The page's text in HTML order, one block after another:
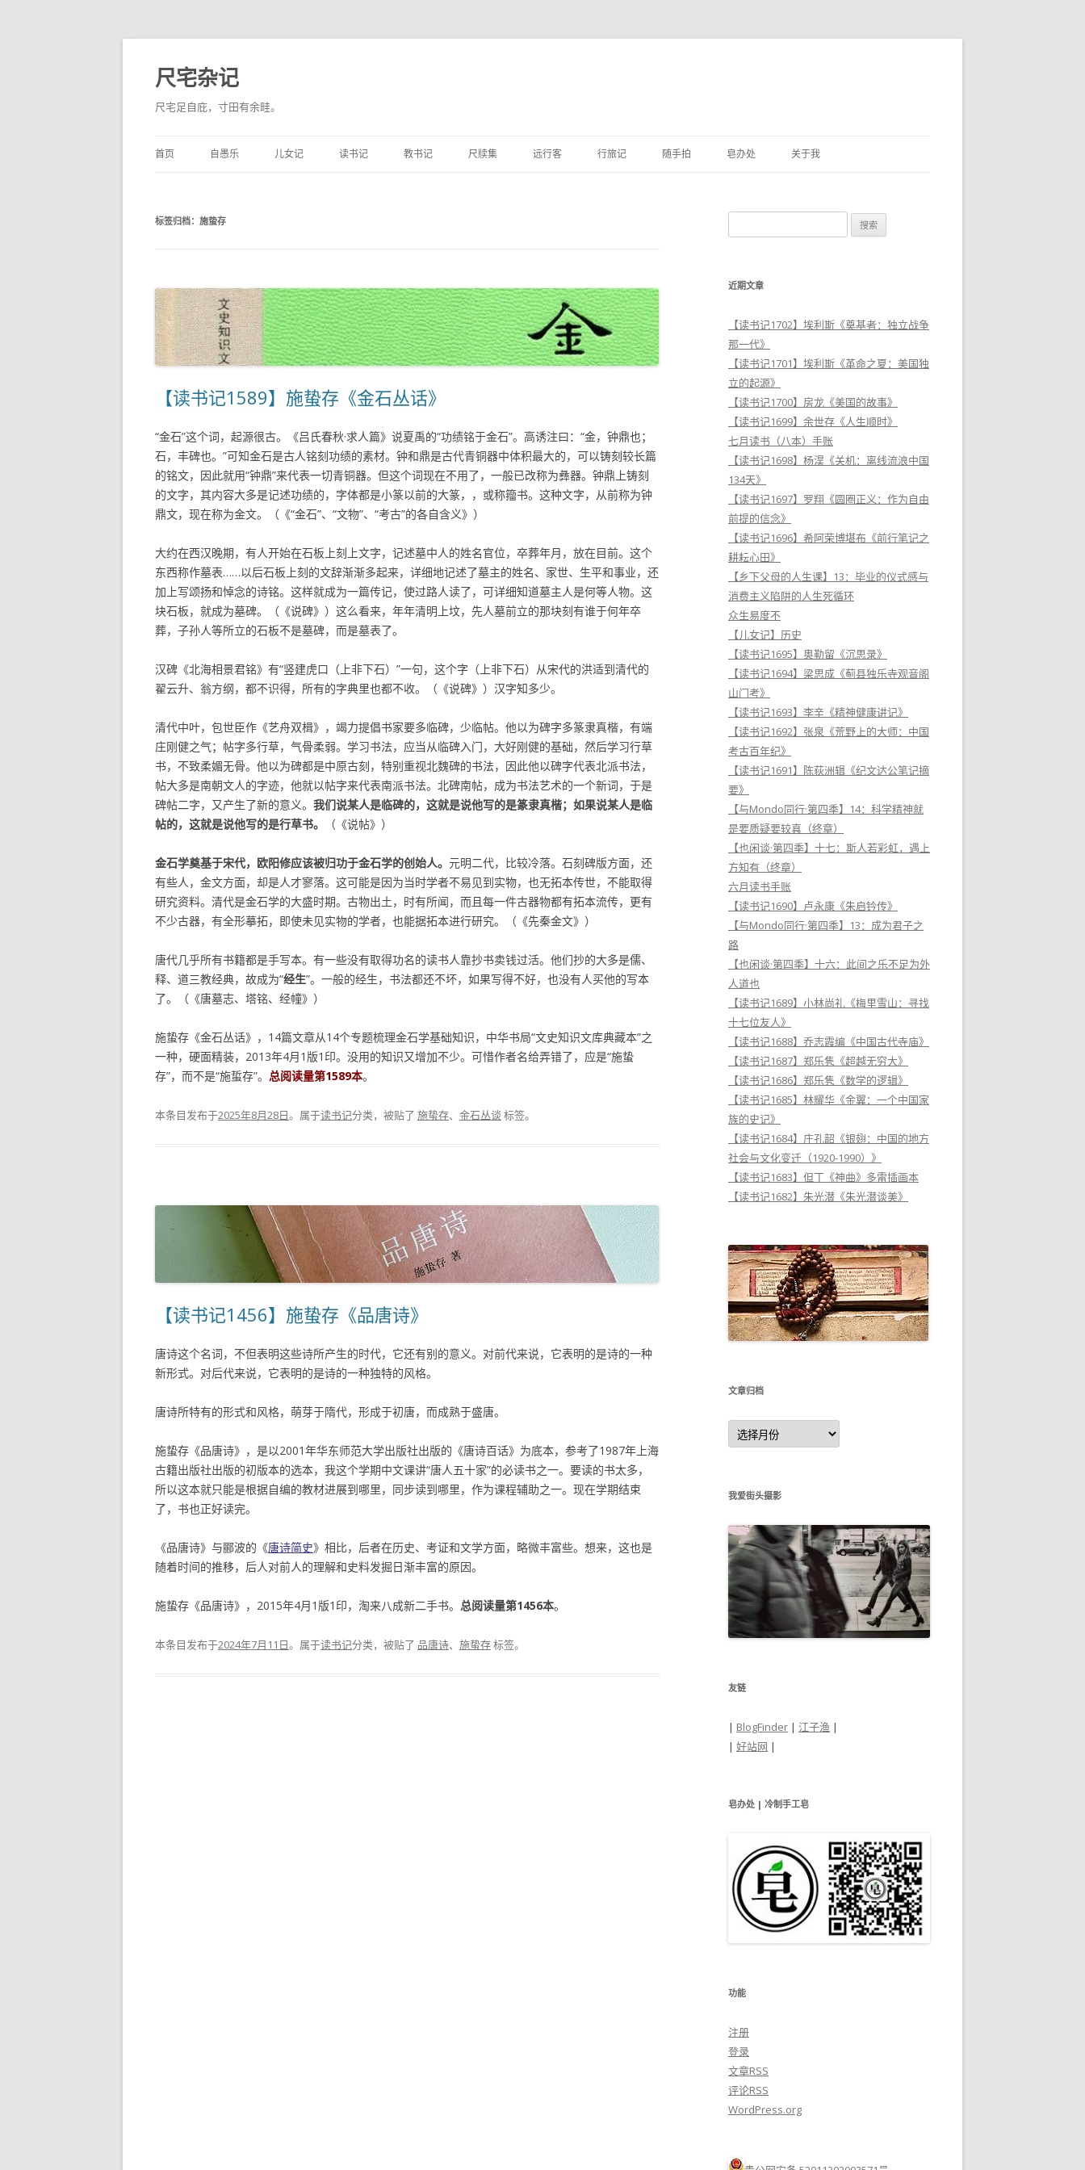
尺宅杂记
尺宅足自庇，寸田有余畦。
至
正
首页 自愚乐 儿女记 读书记 教书记 尺牍集 远行客 行旅记 随手拍 皂办处 关于我
标签归档： 施蛰存
【读书记1589】施蛰存《金石丛话》
“金石”这个词，起源很古。《吕氏春秋·求人篇》说夏禹的“功绩铭于金石”。高诱注曰：“金，钟鼎也；
石，丰碑也。”可知金石是古人铭刻功绩的素材。钟和鼎是古代青铜器中体积最大的，可以铸刻较长篇
的铭文，因此就用“钟鼎”来代表一切青铜器。但这个词现在不用了，一般已改称为彝器。钟鼎上铸刻
的文字，其内容大多是记述功绩的，字体都是小篆以前的大篆，，或称籀书。这种文字，从前称为钟
鼎文，现在称为金文。（《“金石”、“文物”、“考古”的各自含义》）
大约在西汉晚期，有人开始在石板上刻上文字，记述墓中人的姓名官位，卒葬年月，放在目前。这个
东西称作墓表……以后石板上刻的文辞渐渐多起来，详细地记述了墓主的姓名、家世、生平和事业，还
加上写颂扬和悼念的诗铭。这样就成为一篇传记，使过路人读了，可详细知道墓主人是何等人物。这
块石板，就成为墓碑。（《说碑》）这么看来，年年清明上坟，先人墓前立的那块刻有谁于何年卒
葬，子孙人等所立的石板不是墓碑，而是墓表了。
汉碑《北海相景君铭》有“竖建虎口（上非下石）”一句，这个字（上非下石）从宋代的洪适到清代的
翟云升、翁方纲，都不识得，所有的字典里也都不收。（《说碑》）汉字知多少。
清代中叶，包世臣作《艺舟双楫》，竭力提倡书家要多临碑，少临帖。他以为碑字多篆隶真楷，有端
庄刚健之气；帖字多行草，气骨柔弱。学习书法，应当从临碑入门，大好刚健的基础，然后学习行草
书，不致柔媚无骨。他以为碑都是中原古刻，特别重视北魏碑的书法，因此他以碑字代表北派书法，
帖大多是南朝文人的字迹，他就以帖字来代表南派书法。北碑南帖，成为书法艺术的一个新词，于是
碑帖二字，又产生了新的意义。 我们说某人是临碑的，这就是说他写的是篆隶真楷；如果说某人是临
帖的，这就是说他写的是行草书。
（《说帖》）
金石学奠基于宋代，欧阳修应该被归功于金石学的创始人。 元明二代，比较冷落。石刻碑版方面，还
有些人，金文方面，却是人才寥落。这可能是因为当时学者不易见到实物，也无拓本传世，不能取得
研究资料。清代是金石学的大盛时期。古物出土，时有所闻，而且每一件古器物都有拓本流传，更有
不少古器，有全形摹拓，即使未见实物的学者，也能据拓本进行研究。（《先秦金文》）
唐代几乎所有书籍都是手写本。有一些没有取得功名的读书人靠抄书卖钱过活。他们抄的大多是儒、
释、道三教经典，故成为“经生”。一般的经生，书法都还不坏，如果写得不好，也没有人买他的写本
了。（《唐墓志、塔铭、经幢》）
施蛰存《金石丛话》，14篇文章从14个专题梳理金石学基础知识，中华书局“文史知识文库典藏本”之
一种，硬面精装，2013年4月1版1印。没用的知识又增加不少。可惜作者名给弄错了，应是“施蛰
存”，而不是“施蜇存”。 总阅读量第1589本。
本条目发布于2025年8月28日。属于读书记分类，被贴了 施蛰存、 金石丛谈 标签。
【读书记1456】施蛰存《品唐诗》
唐诗这个名词，不但表明这些诗所产生的时代，它还有别的意义。对前代来说，它表明的是诗的一种
新形式。对后代来说，它表明的是诗的一种独特的风格。
唐诗所特有的形式和风格，萌芽于隋代，形成于初唐，而成熟于盛唐。
施蛰存《品唐诗》，是以2001年华东师范大学出版社出版的《唐诗百话》为底本，参考了1987年上海
古籍出版社出版的初版本的选本，我这个学期中文课讲“唐人五十家”的必读书之一。要读的书太多，
所以这本就只能是根据自编的教材进展到哪里，同步读到哪里，作为课程辅助之一。现在学期结束
了，书也正好读完。
《品唐诗》与郦波的《唐诗简史》相比，后者在历史、考证和文学方面，略微丰富些。想来，这也是
随着时间的推移，后人对前人的理解和史料发掘日渐丰富的原因。
施蛰存《品唐诗》，2015年4月1版1印，淘来八成新二手书。 总阅读量第1456本。
本条目发布于2024年7月11日。属于读书记分类，被贴了 品唐诗、 施蛰存标签。
索
近期文章
【读书记1702】埃利斯《奠基者：独立战争
那一代》
【读书记1701】埃利斯《革命之夏：美国独
立的起源》
【读书记1700】房龙《美国的故事》
【读书记1699】余世存《人生顺时》
七月读书（八本）手账
【读书记1698】杨淏《关机：离线流浪中国
134天》
【读书记1697】罗翔《圆圈正义：作为自由
前提的信念》
【读书记1696】希阿荣博堪布《前行笔记之
耕耘心田》
【乡下父母的人生课】13：毕业的仪式感与
消费主义陷阱的人生死循环
众生易度不
【儿女记】历史
【读书记1695】奥勒留《沉思录》
【读书记1694】梁思成《蓟县独乐寺观音阁
山门考》
【读书记1693】李辛《精神健康讲记》
【读书记1692】张泉《荒野上的大师：中国
考古百年纪》
【读书记1691】陈荻洲辑《纪文达公笔记摘
要》
【与Mondo同行·第四季】14：科学精神就
是要质疑要较真（终章）
【也闲谈·第四季】十七：斯人若彩虹，遇上
方知有（终章）
六月读书手账
【读书记1690】卢永康《朱启钤传》
【与Mondo同行·第四季】13：成为君子之
路
【也闲谈·第四季】十六：此间之乐不足为外
人道也
【读书记1689】小林尚礼《梅里雪山：寻找
十七位友人》
【读书记1688】乔志霞编《中国古代寺庙》
【读书记1687】郑乐隽《超越无穷大》
【读书记1686】郑乐隽《数学的逻辑》
【读书记1685】林耀华《金翼：一个中国家
族的史记》
【读书记1684】庄孔韶《银翅：中国的地方
社会与文化变迁（1920-1990）》
【读书记1683】但丁《神曲》多雷插画本
【读书记1682】朱光潜《朱光潜谈美》
文章归档
文
章
归
我爱街头摄影
友链
| BlogFinder | 江子渔 |
| 好站网 |
皂办处 | 冷制手工皂
功能
注册
登录
文章RSS
评论RSS
WordPress.org